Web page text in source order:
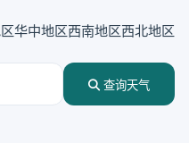
华中地区西南地区西北地区
查询天气